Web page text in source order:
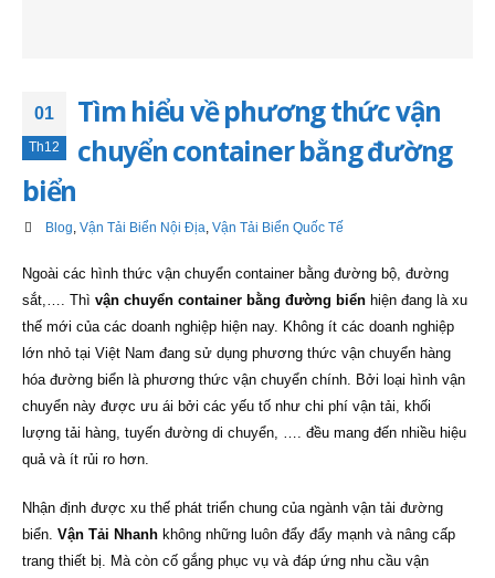
01
Th12
Tìm hiểu về phương thức vận
chuyển container bằng đường
biển
Blog Vận Tải Biển Nội Địa Vận Tải Biển Quốc Tế
Ngoài các hình thức vận chuyển container bằng đường bộ, đường
sắt,…. Thì vận chuyển container bằng đường biển hiện đang là xu
thế mới của các doanh nghiệp hiện nay. Không ít các doanh nghiệp
lớn nhỏ tại Việt Nam đang sử dụng phương thức vận chuyển hàng
hóa đường biển là phương thức vận chuyển chính. Bởi loại hình vận
chuyển này được ưu ái bởi các yếu tố như chi phí vận tải, khối
lượng tải hàng, tuyến đường di chuyển, …. đều mang đến nhiều hiệu
quả và ít rủi ro hơn.
Nhận định được xu thế phát triển chung của ngành vận tải đường
biển. Vận Tải Nhanh không những luôn đẩy đẩy mạnh và nâng cấp
trang thiết bị. Mà còn cố gắng phục vụ và đáp ứng nhu cầu vận